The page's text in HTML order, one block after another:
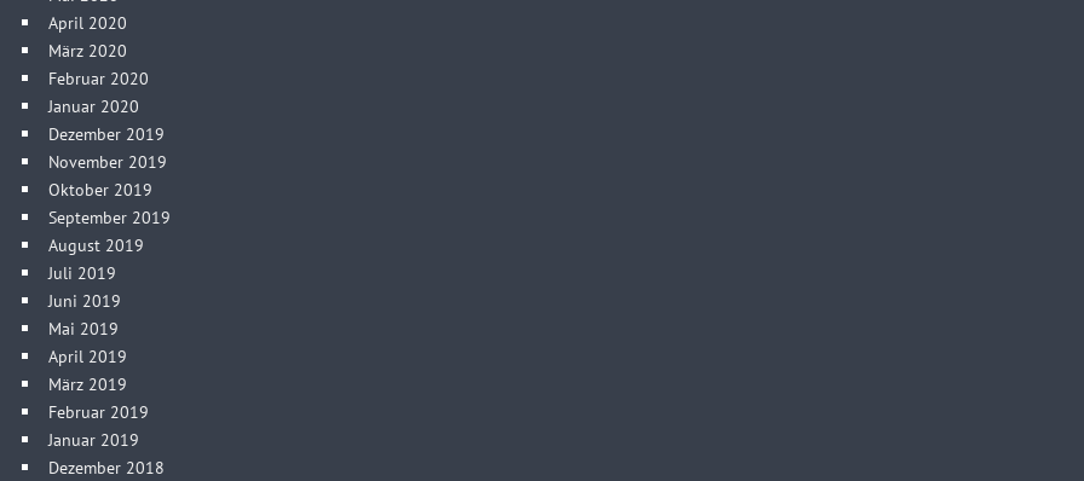
April 2020
März 2020
Februar 2020
Januar 2020
Dezember 2019
November 2019
Oktober 2019
September 2019
August 2019
Juli 2019
Juni 2019
Mai 2019
April 2019
März 2019
Februar 2019
Januar 2019
Dezember 2018